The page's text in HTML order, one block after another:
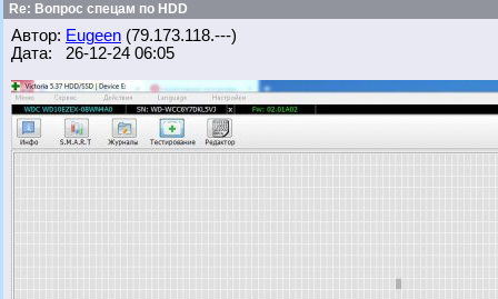
Re: Вопрос спецам по HDD
Автор: Eugeen (79.173.118.---)
Дата: 26-12-24 06:05